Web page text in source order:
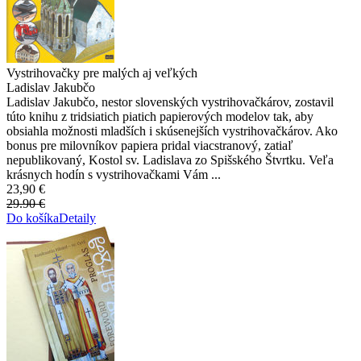
Vystrihovačky pre malých aj veľkých
Ladislav Jakubčo
Ladislav Jakubčo, nestor slovenských vystrihovačkárov, zostavil
túto knihu z tridsiatich piatich papierových modelov tak, aby
obsiahla možnosti mladších i skúsenejších vystrihovačkárov. Ako
bonus pre milovníkov papiera pridal viacstranový, zatiaľ
nepublikovaný, Kostol sv. Ladislava zo Spišského Štvrtku. Veľa
krásnych hodín s vystrihovačkami Vám ...
23,90 €
29.90 €
Do košíkaDetaily